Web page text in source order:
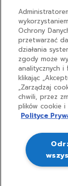
Związek Firm
ul. Hoża 86/410
00-682
Związek
Organizacji
Zdrowotnej
Rejonowy
pod numerem
NIP: 7010875519.
Ochrony
przetwarzać
działania
zgody może
analitycznych i
klikając
„Zarządzaj
chwili, przez
plików cookie
Polityce